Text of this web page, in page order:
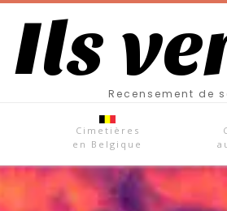
Ils
Recensement de
Cimetières
en Belgique